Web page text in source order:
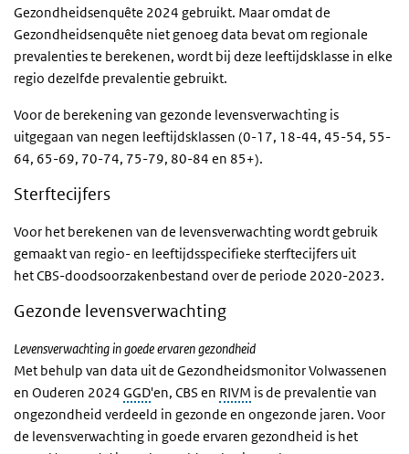
Gezondheidsenquête 2024 gebruikt. Maar omdat de
Gezondheidsenquête niet genoeg data bevat om regionale
prevalenties te berekenen, wordt bij deze leeftijdsklasse in elke
regio dezelfde prevalentie gebruikt.
Voor de berekening van gezonde levensverwachting is
uitgegaan van negen leeftijdsklassen (0-17, 18-44, 45-54, 55-
64, 65-69, 70-74, 75-79, 80-84 en 85+).
Sterftecijfers
Voor het berekenen van de levensverwachting wordt gebruik
gemaakt van regio- en leeftijdsspecifieke sterftecijfers uit
het CBS-doodsoorzakenbestand over de periode 2020-2023.
Gezonde levensverwachting
Levensverwachting in goede ervaren gezondheid
Met behulp van data uit de Gezondheidsmonitor Volwassenen
en Ouderen 2024 GGD'en, CBS en RIVM is de prevalentie van
ongezondheid verdeeld in gezonde en ongezonde jaren. Voor
de levensverwachting in goede ervaren gezondheid is het